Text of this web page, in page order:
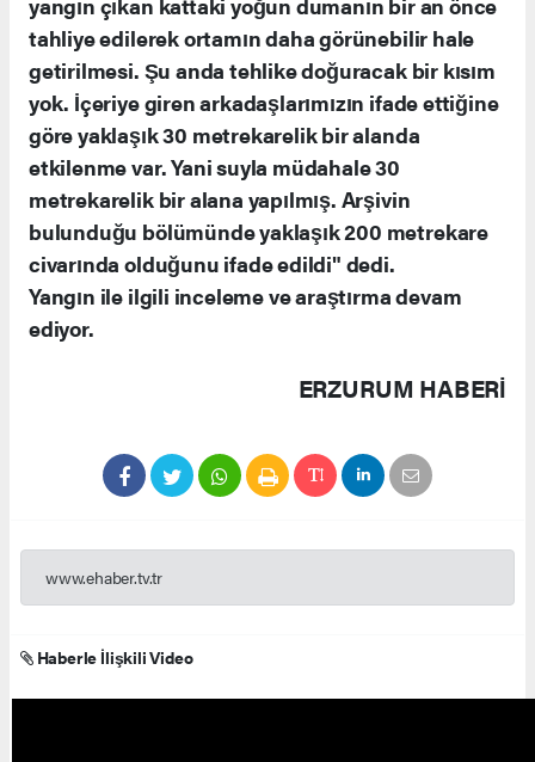
tahliye edilerek ortamın daha görünebilir hale
getirilmesi. Şu anda tehlike doğuracak bir kısım
yok. İçeriye giren arkadaşlarımızın ifade ettiğine
göre yaklaşık 30 metrekarelik bir alanda
etkilenme var. Yani suyla müdahale 30
metrekarelik bir alana yapılmış. Arşivin
bulunduğu bölümünde yaklaşık 200 metrekare
civarında olduğunu ifade edildi" dedi.
Yangın ile ilgili inceleme ve araştırma devam
ediyor.
ERZURUM HABERİ
www.ehaber.tv.tr
Haberle İlişkili Video